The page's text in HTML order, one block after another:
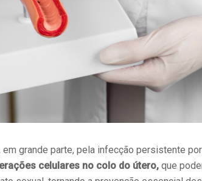
grande parte, pela infecção persistente
celulares no colo do útero, que